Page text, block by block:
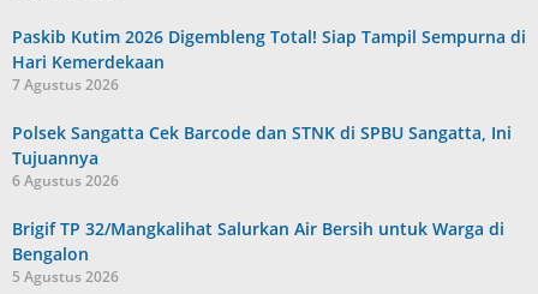
Paskib Kutim 2026 Digembleng Total! Siap Tampil Sempurna di
Hari Kemerdekaan
7 Agustus 2026
Polsek Sangatta Cek Barcode dan STNK di SPBU Sangatta, Ini
Tujuannya
6 Agustus 2026
Brigif TP 32/Mangkalihat Salurkan Air Bersih untuk Warga di
Bengalon
5 Agustus 2026